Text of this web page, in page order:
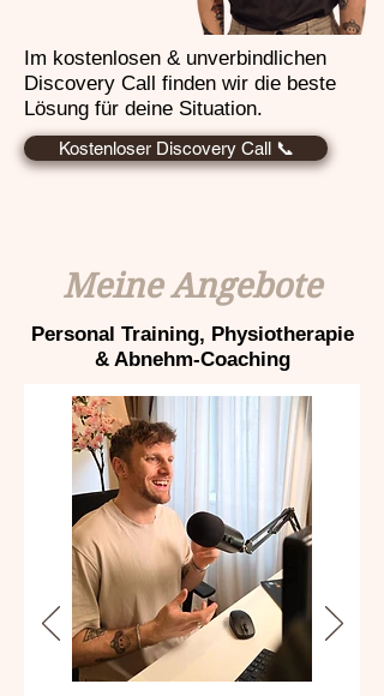
Im kostenlosen & unverbindlichen
Discovery Call finden wir die beste
Lösung für deine Situation.
Kostenloser Discovery Call 📞
Meine Angebote
Personal Training, Physiotherapie
& Abnehm-Coaching